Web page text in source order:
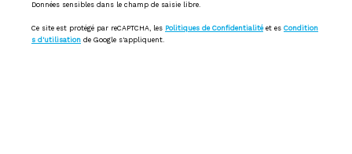
Données sensibles dans le champ de saisie libre.
Ce site est protégé par reCAPTCHA, les Politiques de Confidentialitéet es Condition
s d'utilisation de Google s'appliquent.